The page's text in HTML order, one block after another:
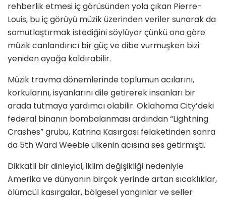
rehberlik etmesi iç görüsünden yola çıkan Pierre-
Louis, bu iç görüyü müzik üzerinden veriler sunarak da
somutlaştırmak istediğini söylüyor çünkü ona göre
müzik canlandırıcı bir güç ve dibe vurmuşken bizi
yeniden ayağa kaldırabilir.
Müzik travma dönemlerinde toplumun acılarını,
korkularını, isyanlarını dile getirerek insanları bir
arada tutmaya yardımcı olabilir. Oklahoma City’deki
federal binanın bombalanması ardından “Lightning
Crashes” grubu, Katrina Kasırgası felaketinden sonra
da 5th Ward Weebie ülkenin acısına ses getirmişti.
Dikkatli bir dinleyici, iklim değişikliği nedeniyle
Amerika ve dünyanın birçok yerinde artan sıcaklıklar,
ölümcül kasırgalar, bölgesel yangınlar ve seller